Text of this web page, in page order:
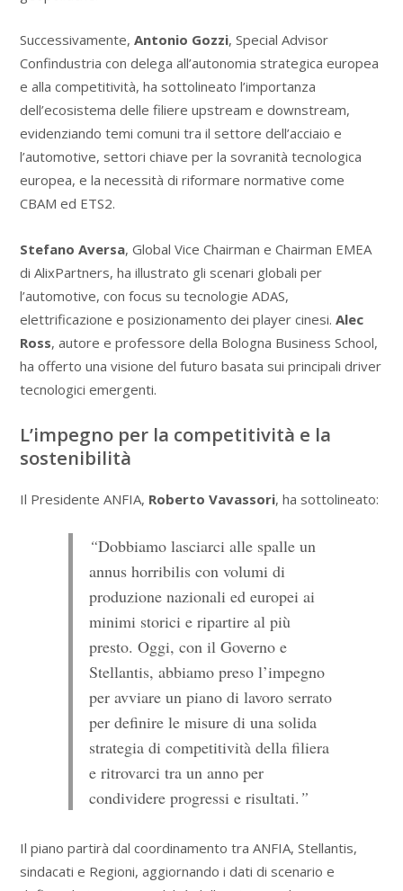
Successivamente, Antonio Gozzi, Special Advisor
Confindustria con delega all’autonomia strategica europea
e alla competitività, ha sottolineato l’importanza
dell’ecosistema delle filiere upstream e downstream,
evidenziando temi comuni tra il settore dell’acciaio e
l’automotive, settori chiave per la sovranità tecnologica
europea, e la necessità di riformare normative come
CBAM ed ETS2.
Stefano Aversa, Global Vice Chairman e Chairman EMEA
di AlixPartners, ha illustrato gli scenari globali per
l’automotive, con focus su tecnologie ADAS,
elettrificazione e posizionamento dei player cinesi. Alec
Ross, autore e professore della Bologna Business School,
ha offerto una visione del futuro basata sui principali driver
tecnologici emergenti.
L’impegno per la competitività e la
sostenibilità
Il Presidente ANFIA, Roberto Vavassori, ha sottolineato:
“Dobbiamo lasciarci alle spalle un
annus horribilis con volumi di
produzione nazionali ed europei ai
minimi storici e ripartire al più
presto. Oggi, con il Governo e
Stellantis, abbiamo preso l’impegno
per avviare un piano di lavoro serrato
per definire le misure di una solida
strategia di competitività della filiera
e ritrovarci tra un anno per
condividere progressi e risultati. ”
Il piano partirà dal coordinamento tra ANFIA, Stellantis,
sindacati e Regioni, aggiornando i dati di scenario e